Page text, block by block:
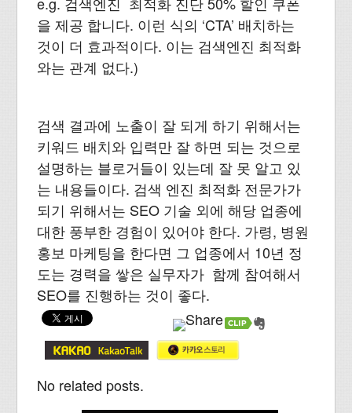
을 제공 합니다. 이런 식의 ‘CTA’ 배치하는
것이 더 효과적이다. 이는 검색엔진 최적화
와는 관계 없다.)
검색 결과에 노출이 잘 되게 하기 위해서는
키워드 배치와 입력만 잘 하면 되는 것으로
설명하는 블로거들이 있는데 잘 못 알고 있
는 내용들이다. 검색 엔진 최적화 전문가가
되기 위해서는 SEO 기술 외에 해당 업종에
대한 풍부한 경험이 있어야 한다. 가령, 병원
홍보 마케팅을 한다면 그 업종에서 10년 정
도는 경력을 쌓은 실무자가 함께 참여해서
SEO를 진행하는 것이 좋다.
No related posts.